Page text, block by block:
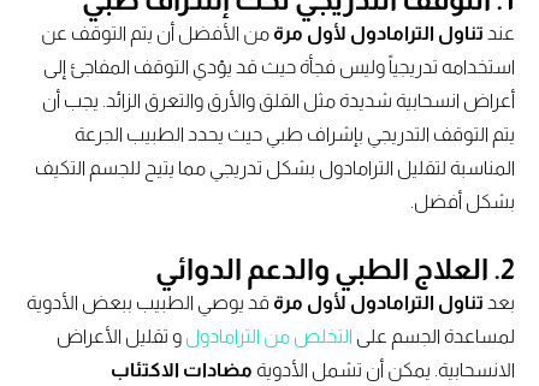
عندتناول الترامادول لأول مرةمن الأفضل أن يتم التوقف عن
استخدامه تدريجياً وليس فجأة حيث قد يؤدي التوقف المفاجئ إلى
أعراض انسحابية شديدة مثل القلق والأرق والتعرق الزائد. يجب أن
يتم التوقف التدريجي بإشراف طبي حيث يحدد الطبيب الجرعة
المناسبة لتقليل الترامادول بشكل تدريجي مما يتيح للجسم التكيف
بشكل أفضل.
2. العلاج الطبي والدعم الدوائي
بعدتناول الترامادول لأول مرةقد يوصي الطبيب ببعض الأدوية
لمساعدة الجسم على
التخلص من الترامادول و تقليل الأعراض
الانسحابية. يمكن أن تشمل الأدويةمضادات الاكتئاب